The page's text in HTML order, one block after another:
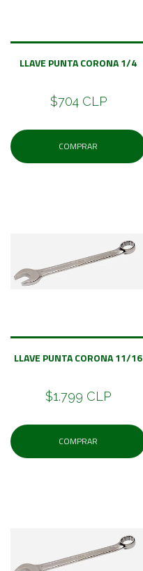
LLAVE PUNTA CORONA 1/4
$704 CLP
COMPRAR
LLAVE PUNTA CORONA 11/16
$1.799 CLP
COMPRAR